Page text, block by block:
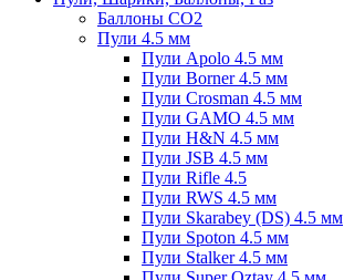
Баллоны CO2
Пули 4.5 мм
Пули Apolo 4.5 мм
Пули Borner 4.5 мм
Пули Crosman 4.5 мм
Пули GAMO 4.5 мм
Пули H&N 4.5 мм
Пули JSB 4.5 мм
Пули Rifle 4.5
Пули RWS 4.5 мм
Пули Skarabey (DS) 4.5 мм
Пули Spoton 4.5 мм
Пули Stalker 4.5 мм